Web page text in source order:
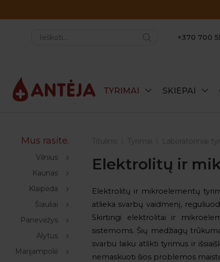
+370 700
TYRIMAI SKIEPAI
Mus rasite.
Vilnius
Kaunas
Klaipėda
Šiauliai
Panevėžys
Alytus
Marijampolė
Titulinis Tyrimai Laboratoriniai
Elektrolitų ir
Elektrolitų ir mikroelementų
atlieka svarbų vaidmenį,
Skirtingi elektrolitai ir
sistemoms. Šių medžiagų
svarbu laiku atlikti tyrimus ir
nemaskuoti šios problemos